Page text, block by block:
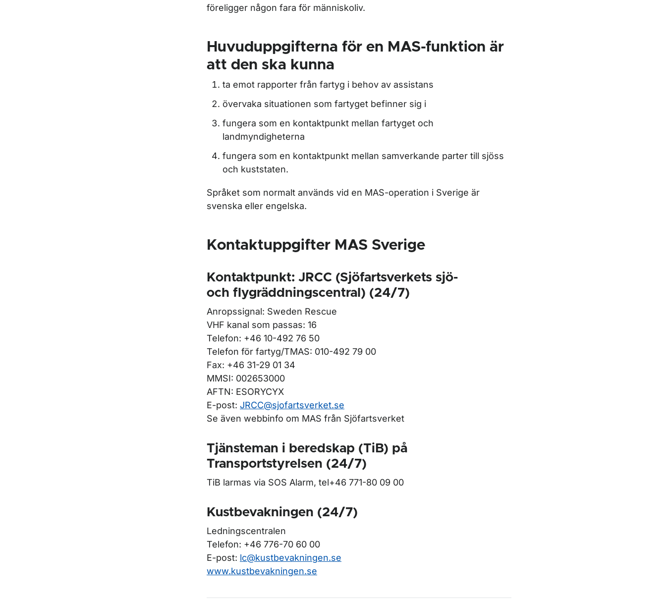
föreligger någon fara för människoliv.
Huvuduppgifterna för en MAS-funktion är
att den ska kunna
ta emot rapporter från fartyg i behov av assistans
övervaka situationen som fartyget befinner sig i
fungera som en kontaktpunkt mellan fartyget och
landmyndigheterna
fungera som en kontaktpunkt mellan samverkande parter till sjöss
och kuststaten.
Språket som normalt används vid en MAS-operation i Sverige är
svenska eller engelska.
Kontaktuppgifter MAS Sverige
Kontaktpunkt: JRCC (Sjöfartsverkets sjö-
och flygräddningscentral) (24/7)
Anropssignal: Sweden Rescue
VHF kanal som passas: 16
Telefon: +46 10-492 76 50
Telefon för fartyg/TMAS: 010-492 79 00
Fax: +46 31-29 01 34
MMSI: 002653000
AFTN: ESORYCYX
E-post: JRCC@sjofartsverket.se
Se även webbinfo om MAS från Sjöfartsverket
Tjänsteman i beredskap (TiB) på
Transportstyrelsen (24/7)
TiB larmas via SOS Alarm, tel+46 771-80 09 00
Kustbevakningen (24/7)
Ledningscentralen
Telefon: +46 776-70 60 00
E-post: lc@kustbevakningen.se
www.kustbevakningen.se